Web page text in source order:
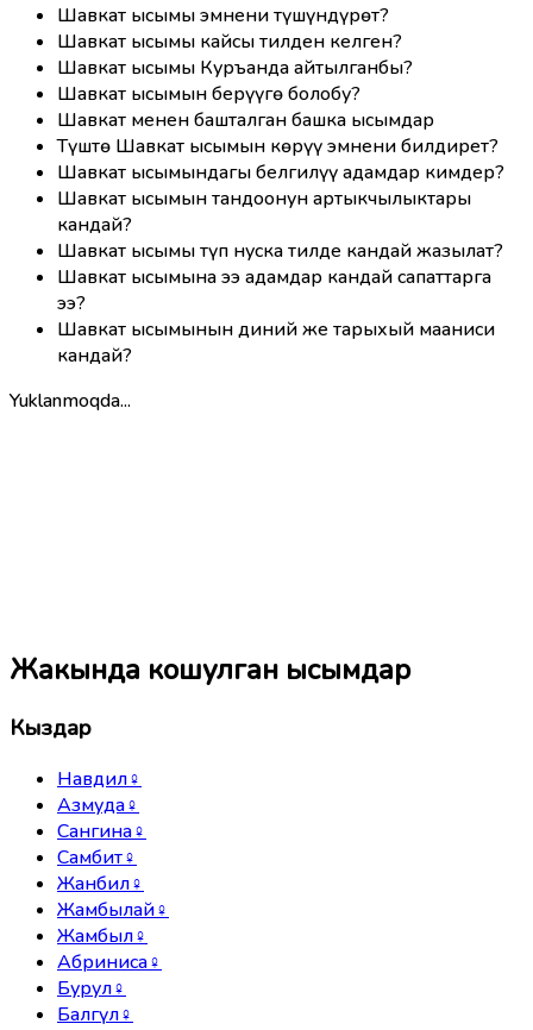
Шавкат ысымы эмнени түшүндүрөт?
Шавкат ысымы кайсы тилден келген?
Шавкат ысымы Куръанда айтылганбы?
Шавкат ысымын берүүгө болобу?
Шавкат менен башталган башка ысымдар
Түштө Шавкат ысымын көрүү эмнени билдирет?
Шавкат ысымындагы белгилүү адамдар кимдер?
Шавкат ысымын тандоонун артыкчылыктары
кандай?
Шавкат ысымы түп нуска тилде кандай жазылат?
Шавкат ысымына ээ адамдар кандай сапаттарга
ээ?
Шавкат ысымынын диний же тарыхый мааниси
кандай?
Yuklanmoqda...
Жакында кошулган ысымдар
Кыздар
Навдил♀
Азмуда♀
Сангина♀
Самбит♀
Жанбил♀
Жамбылай♀
Жамбыл♀
Абриниса♀
Бурул♀
Балгүл♀